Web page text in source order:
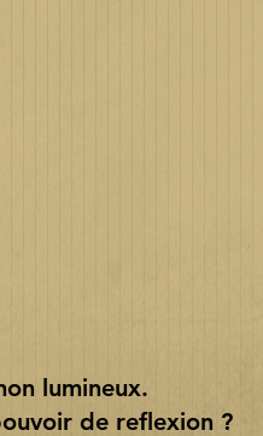
lumineux.
de reflexion ?